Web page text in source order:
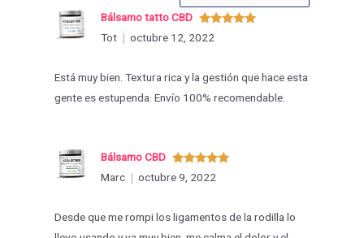
las
Valorado
con
Bálsamo tatto CBD
Tot
octubre 12, 2022
Está muy bien. Textura rica y la gestión que hace esta
gente es estupenda. Envío 100% recomendable.
Valorado
con5de 5
Bálsamo CBD
Marc
octubre 9, 2022
Desde que me rompi los ligamentos de la rodilla lo